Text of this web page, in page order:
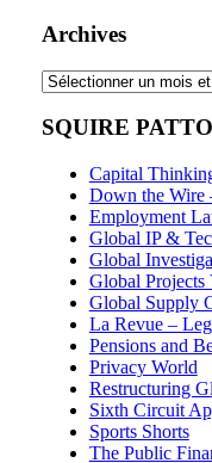
Archives
Archives
SQUIRE
Capital
Down the Wire
Employment
Global IP &
Global
Global Projects
Global Supply
La Revue –
Pensions and
Privacy World
Restructuring
Sixth Circuit
Sports Shorts
The Public